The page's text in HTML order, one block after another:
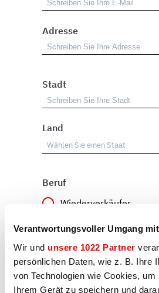
Verantwortungsvoller Umgang
Wir und unsere 1022 Partner
persönlichen Daten, wie z. B. Ihre
von Technologien wie Cookies, um
Ihrem Gerät zu speichern und
Adresse
Stadt
Land
Beruf
Wiederverkäufer
Benutzer
Sonstiges